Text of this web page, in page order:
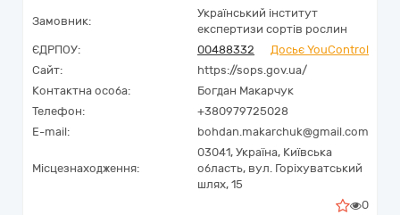
Замовник:
Український інститут
експертизи сортів рослин
ЄДРПОУ:
00488332
Досьє YouControl
Сайт:
https://sops.gov.ua/
Контактна особа:
Богдан Макарчук
Телефон:
+380979725028
E-mail:
bohdan.makarchuk@gmail.com
Місцезнаходження:
03041, Україна, Київська
область, вул. Горіхуватський
шлях, 15
0